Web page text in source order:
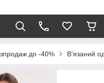
до -40% В'язаний